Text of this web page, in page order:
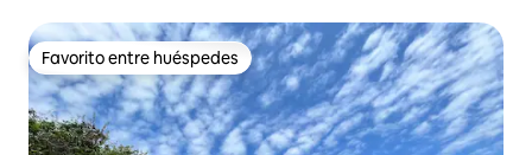
Favorito entre huéspedes
Favorito entre huéspedes